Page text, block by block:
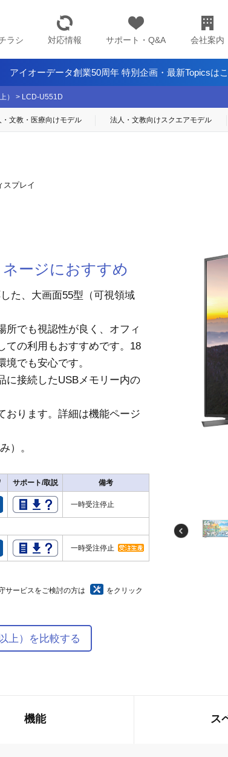
ラシ 対応情報 サポート・Q&A 会社案内
アイオーデータ創業50周年 特別企画・最新Topicsは
） > LCD-U551D
・文教・医療向けモデル 法人・文教向けスクエアモデル
スプレイ
ージにおすすめ
た、大画面55型（可視領域
所でも視認性が良く、オフィ
ての利用もおすすめです。18
でも安心です。
に接続したUSBメモリー内の
おります。詳細は機能ページ
）。
サポート/取説 備考
一時受注停止
一時受注停止
サービスをご検討の方は
をクリック
上）を比較する
機能 ス